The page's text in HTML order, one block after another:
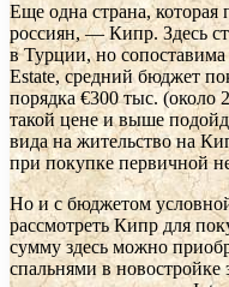
Еще одна страна, которая
россиян, — Кипр. Здесь
в Турции, но
Estate, средний бюджет
порядка €300 тыс.
такой цене и выше
вида на жительство на
при покупке первичной
Но и с бюджетом
рассмотреть Кипр для
сумму здесь можно
спальнями в новостройке